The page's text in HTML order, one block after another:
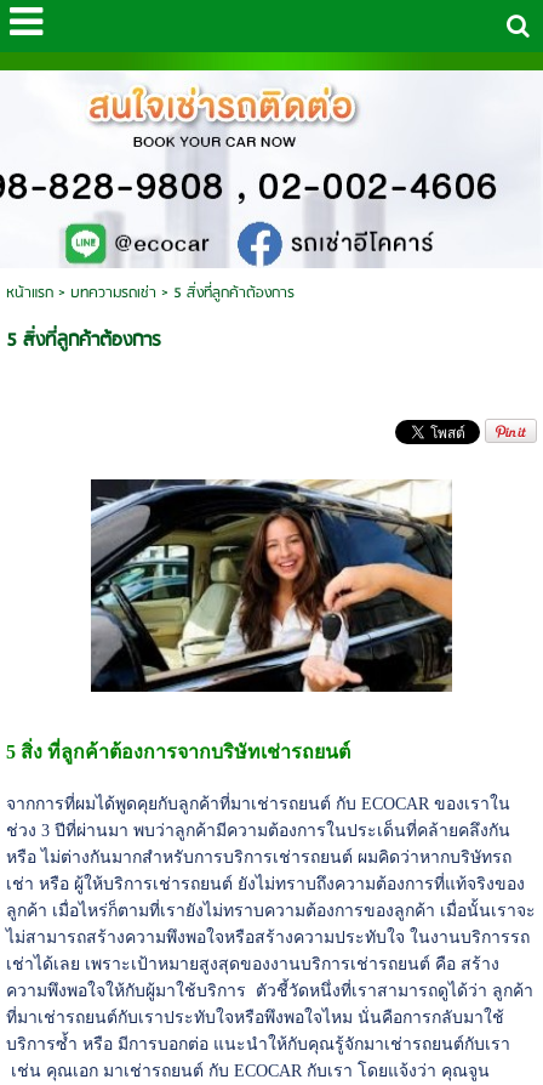
หน้าแรก> บทความรถเช่า > 5 สิ่งที่ลูกค้าต้องการ
5 สิ่งที่ลูกค้าต้องการ
5 สิ่ง ที่ลูกค้าต้องการจากบริษัทเช่ารถยนต์
จากการที่ผมได้พูดคุยกับลูกค้าที่มาเช่ารถยนต์ กับ ECOCAR ของเราใน
ช่วง 3 ปีที่ผ่านมา พบว่าลูกค้ามีความต้องการในประเด็นที่คล้ายคลึงกัน
หรือ ไม่ต่างกันมากสำหรับการบริการเช่ารถยนต์ ผมคิดว่าหากบริษัทรถ
เช่า หรือ ผู้ให้บริการเช่ารถยนต์ ยังไม่ทราบถึงความต้องการที่แท้จริงของ
ลูกค้า เมื่อไหร่ก็ตามที่เรายังไม่ทราบความต้องการของลูกค้า เมื่อนั้นเราจะ
ไม่สามารถสร้างความพึงพอใจหรือสร้างความประทับใจ ในงานบริการรถ
เช่าได้เลย เพราะเป้าหมายสูงสุดของงานบริการเช่ารถยนต์ คือ สร้าง
ความพึงพอใจให้กับผู้มาใช้บริการ ตัวชี้วัดหนึ่งที่เราสามารถดูได้ว่า ลูกค้า
ที่มาเช่ารถยนต์กับเราประทับใจหรือพึงพอใจไหม นั่นคือการกลับมาใช้
บริการซ้ำ หรือ มีการบอกต่อ แนะนำให้กับคุณรู้จักมาเช่ารถยนต์กับเรา
เช่น คุณเอก มาเช่ารถยนต์ กับ ECOCAR กับเรา โดยแจ้งว่า คุณจูน